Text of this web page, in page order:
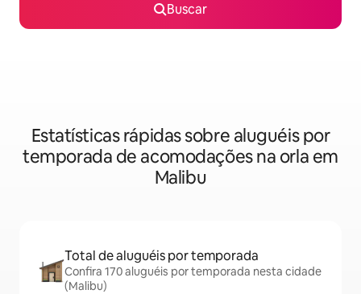
Buscar
Estatísticas rápidas sobre aluguéis por
temporada de acomodações na orla em
Malibu
Total de aluguéis por temporada
Confira 170 aluguéis por temporada nesta cidade
(Malibu)